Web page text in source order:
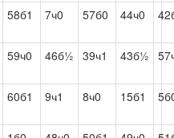
58б1 7ч0 57б0 44ч0
59ч0 46б½ 39ч1 43б½
60б1 9ч1 8ч0 15б1